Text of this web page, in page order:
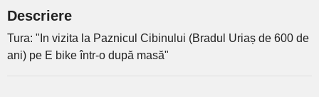
Descriere
Tura: "In vizita la Paznicul Cibinului (Bradul Uriaș de 600 de
ani) pe E bike într-o după masă"